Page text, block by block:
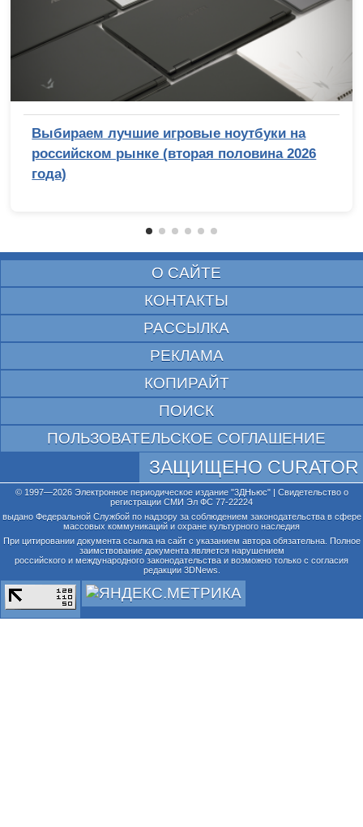
Выбираем лучшие игровые ноутбуки на
российском рынке (вторая половина 2026
года)
О САЙТЕ
КОНТАКТЫ
РАССЫЛКА
РЕКЛАМА
КОПИРАЙТ
ПОИСК
ПОЛЬЗОВАТЕЛЬСКОЕ СОГЛАШЕНИЕ
ЗАЩИЩЕНО CURATOR
© 1997—2026 Электронное периодическое издание "3ДНьюс" | Свидетельство о
регистрации СМИ Эл ФС 77-22224
выдано Федеральной Службой по надзору за соблюдением законодательства в сфере
массовых коммуникаций и охране культурного наследия
При цитировании документа ссылка на сайт с указанием автора обязательна. Полное
заимствование документа является нарушением
российского и международного законодательства и возможно только с согласия
редакции 3DNews.